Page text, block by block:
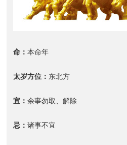
命：本命年
太岁方位： 东北方
宜：余事勿取、解除
忌：诸事不宜